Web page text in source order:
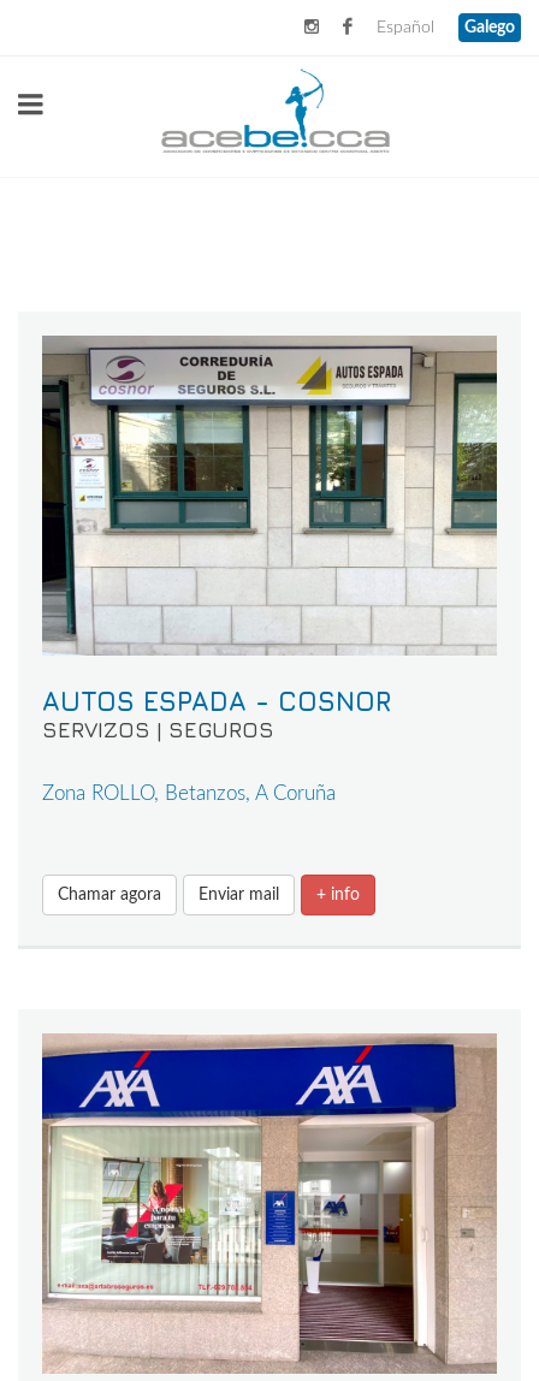
Español Galego
AUTOS ESPADA - COSNOR
SERVIZOS | SEGUROS
Zona ROLLO, Betanzos, A Coruña
Chamar agora Enviar mail + info